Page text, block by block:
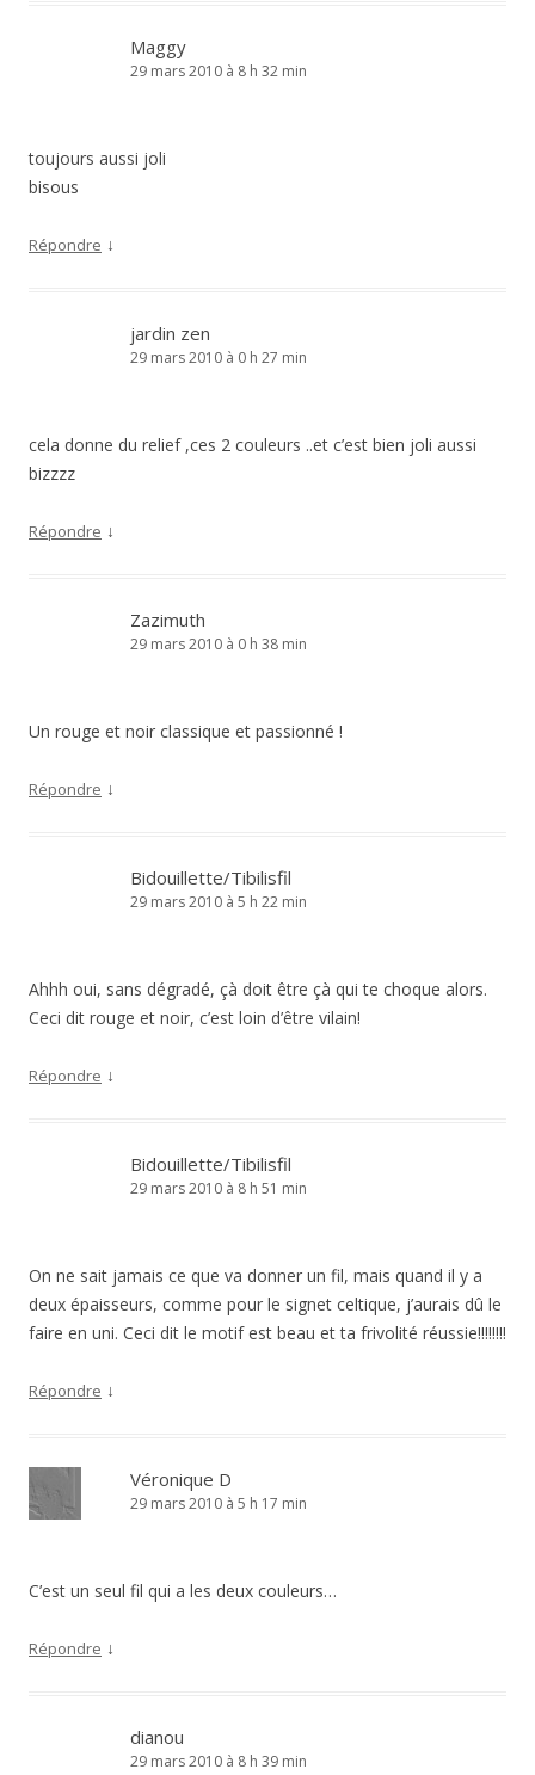
Maggy
29 mars 2010 à 8 h 32 min
toujours aussi joli
bisous
Répondre ↓
jardin zen
29 mars 2010 à 0 h 27 min
cela donne du relief ,ces 2 couleurs ..et c’est bien joli aussi
bizzzz
Répondre ↓
Zazimuth
29 mars 2010 à 0 h 38 min
Un rouge et noir classique et passionné !
Répondre ↓
Bidouillette/Tibilisfil
29 mars 2010 à 5 h 22 min
Ahhh oui, sans dégradé, çà doit être çà qui te choque alors.
Ceci dit rouge et noir, c’est loin d’être vilain!
Répondre ↓
Bidouillette/Tibilisfil
29 mars 2010 à 8 h 51 min
On ne sait jamais ce que va donner un fil, mais quand il y a
deux épaisseurs, comme pour le signet celtique, j’aurais dû le
faire en uni. Ceci dit le motif est beau et ta frivolité réussie!!!!!!!!
Répondre ↓
Véronique D
29 mars 2010 à 5 h 17 min
C’est un seul fil qui a les deux couleurs…
Répondre ↓
dianou
29 mars 2010 à 8 h 39 min